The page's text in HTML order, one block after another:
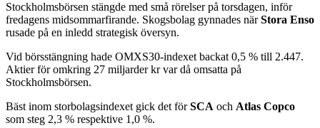
Stockholmsbörsen stängde med små rörelser på torsdagen, inför
fredagens midsommarfirande. Skogsbolag gynnades närStora Enso
rusade på en inledd strategisk översyn.
Vid börsstängning hade OMXS30-indexet backat 0,5 % till 2.447.
Aktier för omkring 27 miljarder kr var då omsatta på
Stockholmsbörsen.
Bäst inom storbolagsindexet gick det förSCA och Atlas Copco
som steg 2,3 % respektive 1,0 %.